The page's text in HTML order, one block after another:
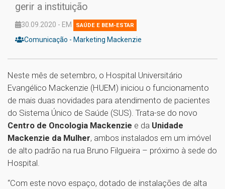
gerir a instituição
30.09.2020 - EM SAÚDE E BEM-ESTAR
Comunicação - Marketing Mackenzie
Neste mês de setembro, o Hospital Universitário
Evangélico Mackenzie (HUEM) iniciou o funcionamento
de mais duas novidades para atendimento de pacientes
do Sistema Único de Saúde (SUS). Trata-se do novo
Centro de Oncologia Mackenzie e da Unidade
Mackenzie da Mulher, ambos instalados em um imóvel
de alto padrão na rua Bruno Filgueira – próximo à sede do
Hospital.
“Com este novo espaço, dotado de instalações de alta